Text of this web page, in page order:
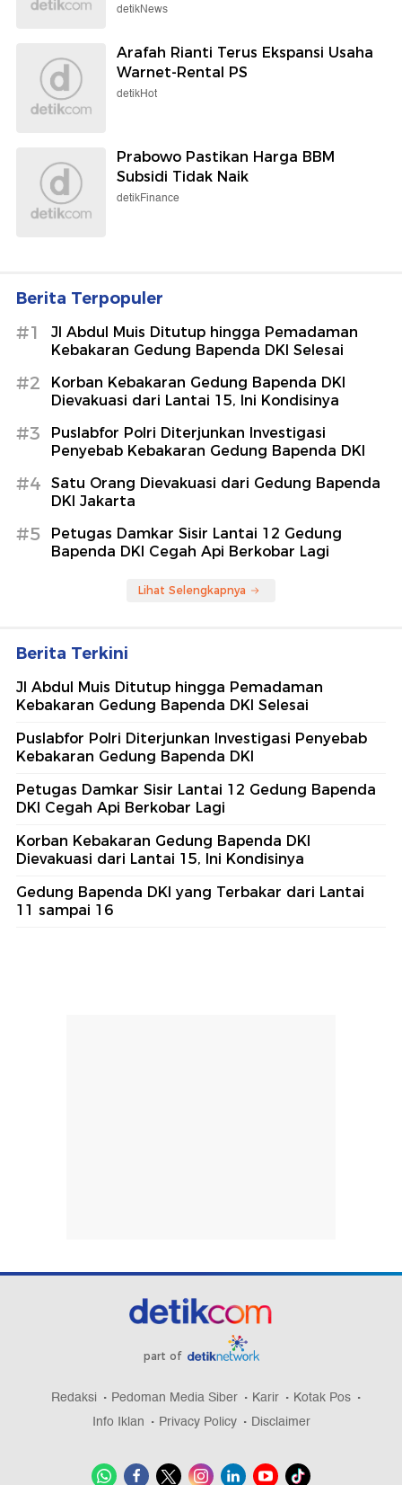
detikNews
Arafah Rianti Terus Ekspansi Usaha
Warnet-Rental PS
detikHot
Prabowo Pastikan Harga BBM
Subsidi Tidak Naik
detikFinance
Berita Terpopuler
#1
Jl Abdul Muis Ditutup hingga Pemadaman
Kebakaran Gedung Bapenda DKI Selesai
#2
Korban Kebakaran Gedung Bapenda DKI
Dievakuasi dari Lantai 15, Ini Kondisinya
#3
Puslabfor Polri Diterjunkan Investigasi
Penyebab Kebakaran Gedung Bapenda DKI
#4
Satu Orang Dievakuasi dari Gedung Bapenda
DKI Jakarta
#5
Petugas Damkar Sisir Lantai 12 Gedung
Bapenda DKI Cegah Api Berkobar Lagi
Lihat Selengkapnya
Berita Terkini
Jl Abdul Muis Ditutup hingga Pemadaman
Kebakaran Gedung Bapenda DKI Selesai
Puslabfor Polri Diterjunkan Investigasi Penyebab
Kebakaran Gedung Bapenda DKI
Petugas Damkar Sisir Lantai 12 Gedung Bapenda
DKI Cegah Api Berkobar Lagi
Korban Kebakaran Gedung Bapenda DKI
Dievakuasi dari Lantai 15, Ini Kondisinya
Gedung Bapenda DKI yang Terbakar dari Lantai
11 sampai 16
part of
Redaksi Pedoman Media Siber Karir
Kotak Pos
Info Iklan
Privacy Policy Disclaimer